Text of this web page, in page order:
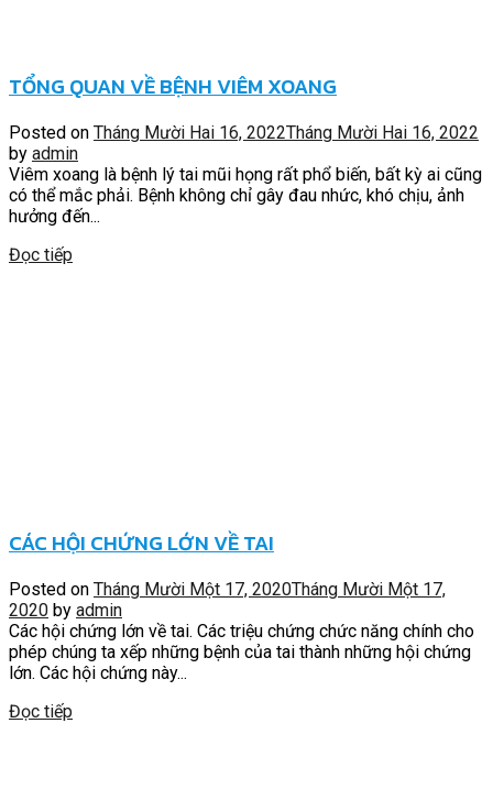
TỔNG QUAN VỀ BỆNH VIÊM XOANG
Posted on Tháng Mười Hai 16, 2022Tháng Mười Hai 16, 2022
by admin
Viêm xoang là bệnh lý tai mũi họng rất phổ biến, bất kỳ ai cũng
có thể mắc phải. Bệnh không chỉ gây đau nhức, khó chịu, ảnh
hưởng đến...
Đọc tiếp
CÁC HỘI CHỨNG LỚN VỀ TAI
Posted on Tháng Mười Một 17, 2020Tháng Mười Một 17,
2020 by admin
Các hội chứng lớn về tai. Các triệu chứng chức năng chính cho
phép chúng ta xếp những bệnh của tai thành những hội chứng
lớn. Các hội chứng này...
Đọc tiếp